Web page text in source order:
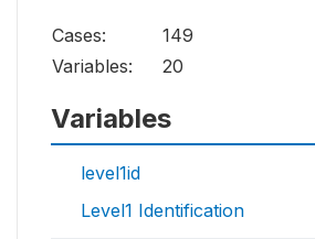
Cases:
149
Variables:
20
Variables
level1id
Level1 Identification